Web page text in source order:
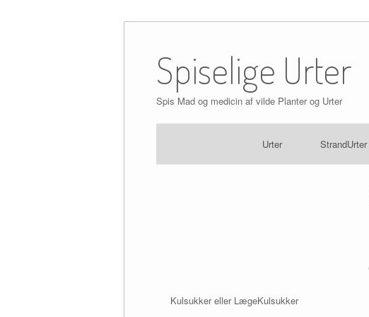
content
Spiselige Urter
Spis Mad og medicin af vilde Planter og Urter
Urter StrandUrter
Kulsukker eller LægeKulsukker